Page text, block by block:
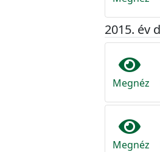
2015. év
Megnéz
Megnéz